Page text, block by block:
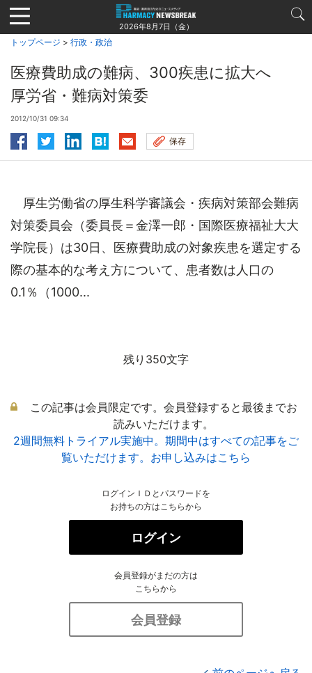
Jump
to
navigation
2026年8月7日（金）
トップページ > 行政・政治
医療費助成の難病、300疾患に拡大へ
厚労省・難病対策委
2012/10/31 09:34
保存
厚生労働省の厚生科学審議会・疾病対策部会難病
対策委員会（委員長＝金澤一郎・国際医療福祉大大
学院長）は30日、医療費助成の対象疾患を選定する
際の基本的な考え方について、患者数は人口の
0.1％（1000...
残り350文字
この記事は会員限定です。会員登録すると最後までお
読みいただけます。
2週間無料トライアル実施中。期間中はすべての記事をご
覧いただけます。お申し込みはこちら
ログインＩＤとパスワードを
お持ちの方はこちらから
ログイン
会員登録がまだの方は
こちらから
会員登録